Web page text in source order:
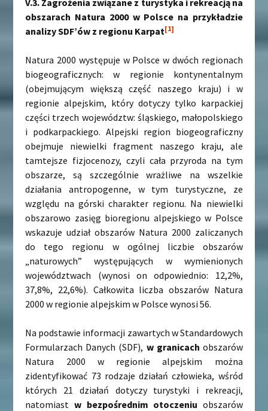
obszarach Natura 2000 w Polsce na przykładzie
analizy SDF’ów z regionu Karpat[1]
Natura 2000 występuje w Polsce w dwóch regionach
biogeograficznych: w regionie kontynentalnym
(obejmującym większą część naszego kraju) i w
regionie alpejskim, który dotyczy tylko karpackiej
części trzech województw: śląskiego, małopolskiego
i podkarpackiego. Alpejski region biogeograficzny
obejmuje niewielki fragment naszego kraju, ale
tamtejsze fizjocenozy, czyli cała przyroda na tym
obszarze, są szczególnie wrażliwe na wszelkie
działania antropogenne, w tym turystyczne, ze
względu na górski charakter regionu. Na niewielki
obszarowo zasięg bioregionu alpejskiego w Polsce
wskazuje udział obszarów Natura 2000 zaliczanych
do tego regionu w ogólnej liczbie obszarów
„naturowych” występujących w wymienionych
województwach (wynosi on odpowiednio: 12,2%,
37,8%, 22,6%). Całkowita liczba obszarów Natura
2000 w regionie alpejskim w Polsce wynosi 56.
Na podstawie informacji zawartych w Standardowych
Formularzach Danych (SDF), w granicach obszarów
Natura 2000 w regionie alpejskim można
zidentyfikować 73 rodzaje działań człowieka, wśród
których 21 działań dotyczy turystyki i rekreacji,
natomiast w bezpośrednim otoczeniu obszarów